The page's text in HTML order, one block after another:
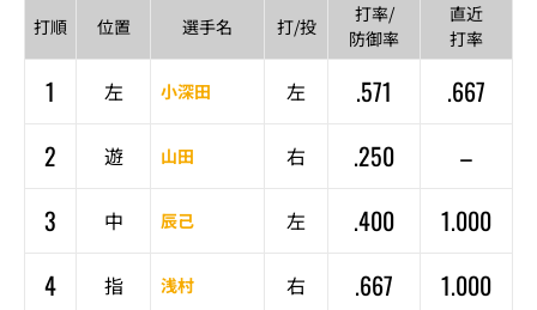
打順 位置 選手名 打/投
打率/
防御率
直近
打率
1 左 小深田 左 .571
.667
2
遊 山田 右 .250
–
3
中 辰己 左 .400
1.000
4
指 浅村 右 .667
1.000